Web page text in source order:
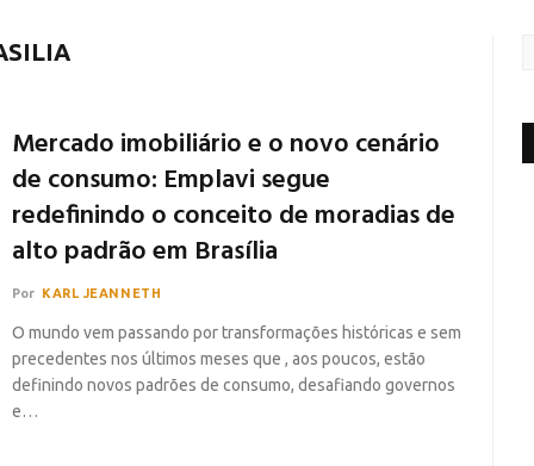
Mercado imobiliário e o novo cenário
de consumo: Emplavi segue
redefinindo o conceito de moradias de
alto padrão em Brasília
Por KARL JEANNETH
O mundo vem passando por transformações históricas e sem
precedentes nos últimos meses que , aos poucos, estão
definindo novos padrões de consumo, desafiando governos
e…